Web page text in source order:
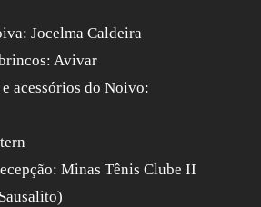
Jocelma Caldeira
Avivar
acessórios do Noivo:
Minas Tênis Clube II